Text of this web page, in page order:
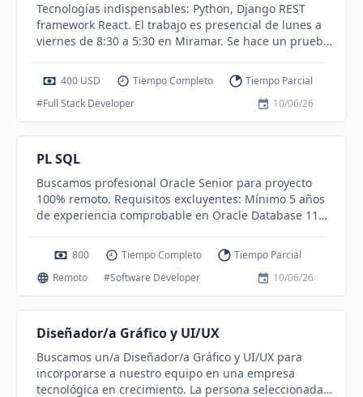
Tecnologías indispensables: Python, Django REST
framework React. El trabajo es presencial de lunes a
viernes de 8:30 a 5:30 en Miramar. Se hace un prueba
400 USD Tiempo Completo
Tiempo Parcial
#Full Stack Developer
10/06/26
PL SQL
Buscamos profesional Oracle Senior para proyecto
100% remoto. Requisitos excluyentes: Mínimo 5 años
de experiencia comprobable en Oracle Database 11g
de performance de queries en producción. PL/SQL
avanzado (packages, cursores, collections, bulk
collect, FORALL, dynamic SQL). SQL avanzado (CTEs,
MERGE, analytic functions, joins complejos). Tuning y
diagnóstico de performance: planes de ejecución,
DBMS_XPLAN, AWR, ASH, SQL Trace, TKPROF, SQL
Monitor, V$SQL. Diseño y optimización de índices,
estadísticas, histogramas, cardinalidad y selectividad.
Refactoring de procedimientos legacy y validación de
performance pre/post cambios. Deseable:
800 Tiempo Completo
Tiempo Parcial
Remoto
#Software Developer 10/06/26
Diseñador/a Gráfico y UI/UX
Buscamos un/a Diseñador/a Gráfico y UI/UX para
incorporarse a nuestro equipo en una empresa
tecnológica en crecimiento. La persona seleccionada